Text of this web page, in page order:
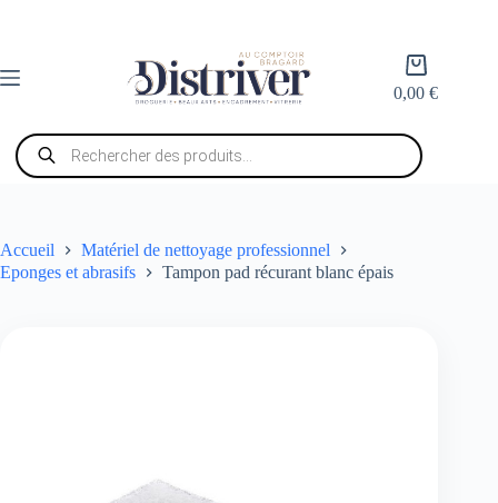
Panier
d’achat
0,00€
Recherche
de
produits
Accueil
Matériel de nettoyage professionnel
Eponges et abrasifs
Tampon pad récurant blanc épais